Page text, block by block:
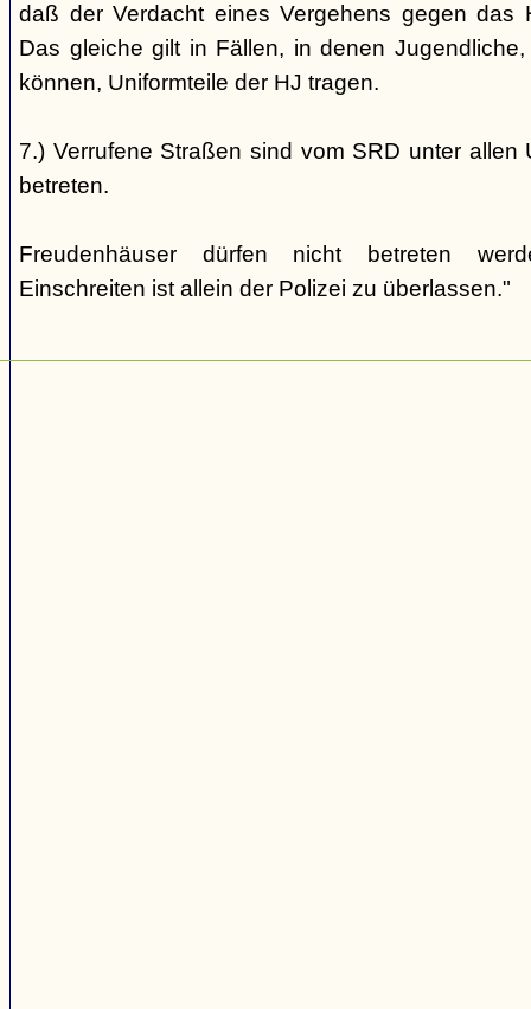
daß der Verdacht eines Vergehens gegen das
Das gleiche gilt in Fällen, in denen
können, Uniformteile der HJ tragen.
7.) Verrufene Straßen sind vom SRD unter allen
betreten.
Freudenhäuser dürfen nicht betreten
Einschreiten ist allein der Polizei zu überlassen."